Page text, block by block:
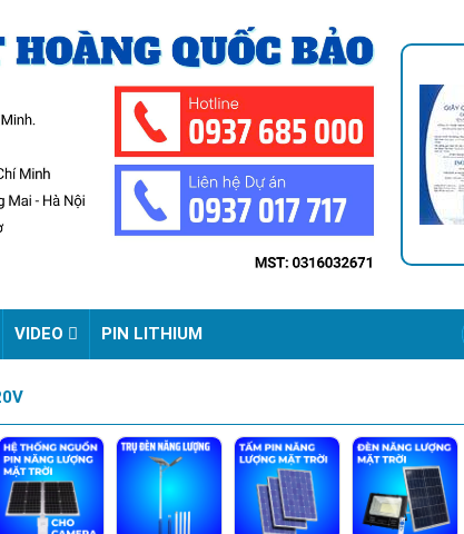
VIDEO PIN LITHIUM